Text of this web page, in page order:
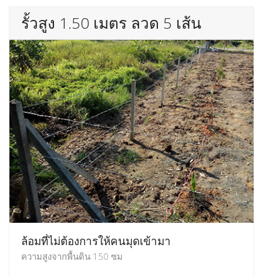
รั้วสูง 1.50 เมตร ลวด 5 เส้น
ล้อมที่ไม่ต้องการให้คนมุดเข้ามา
ความสูงจากพื้นดิน 150 ซม